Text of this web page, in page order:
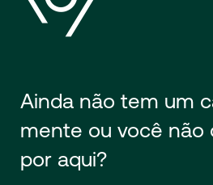
Ainda não tem um
mente ou você não
por aqui?